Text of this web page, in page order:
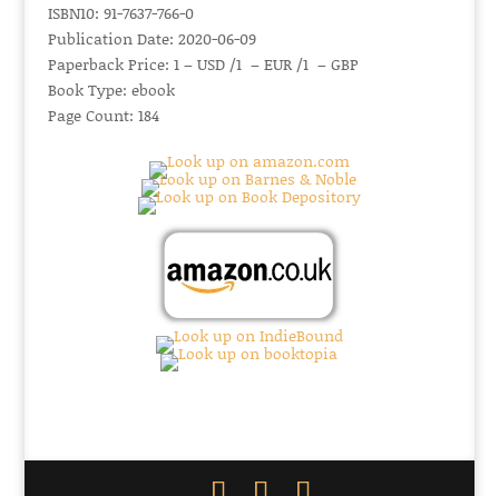
ISBN10: 91-7637-766-0
Publication Date: 2020-06-09
Paperback Price: 1 – USD /1 – EUR /1 – GBP
Book Type: ebook
Page Count: 184